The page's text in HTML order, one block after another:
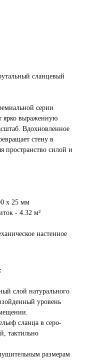
сланцевый
серии
ярко выраженную
Вдохновленное
стену в
пространство силой и
x 25 мм
- 4.32 м²
настенное
слой натурального
уровень
сланца в серо-
тактильно
размерам